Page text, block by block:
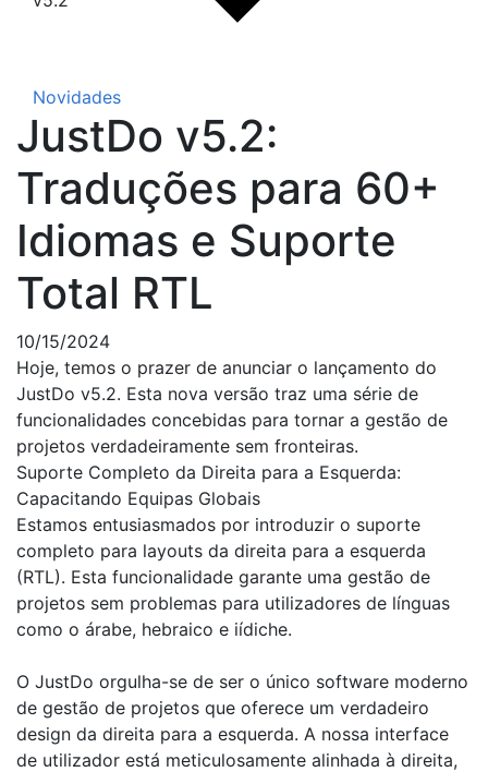
Novidades
JustDo v5.2:
Traduções para 60+
Idiomas e Suporte
Total RTL
10/15/2024
Hoje, temos o prazer de anunciar o lançamento do
JustDo v5.2. Esta nova versão traz uma série de
funcionalidades concebidas para tornar a gestão de
projetos verdadeiramente sem fronteiras.
Suporte Completo da Direita para a Esquerda:
Capacitando Equipas Globais
Estamos entusiasmados por introduzir o suporte
completo para layouts da direita para a esquerda
(RTL). Esta funcionalidade garante uma gestão de
projetos sem problemas para utilizadores de línguas
como o árabe, hebraico e iídiche.
O JustDo orgulha-se de ser o único software moderno
de gestão de projetos que oferece um verdadeiro
design da direita para a esquerda. A nossa interface
de utilizador está meticulosamente alinhada à direita,